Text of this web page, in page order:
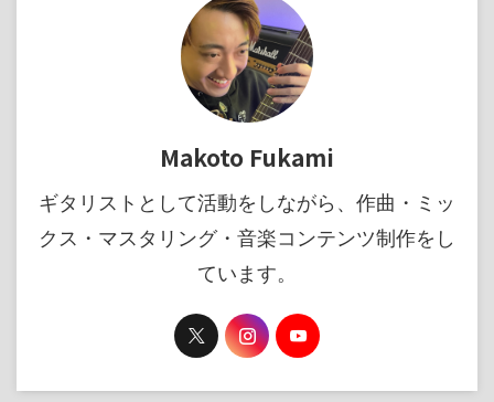
Makoto Fukami
ギタリストとして活動をしながら、作曲・ミッ
クス・マスタリング・音楽コンテンツ制作をし
ています。